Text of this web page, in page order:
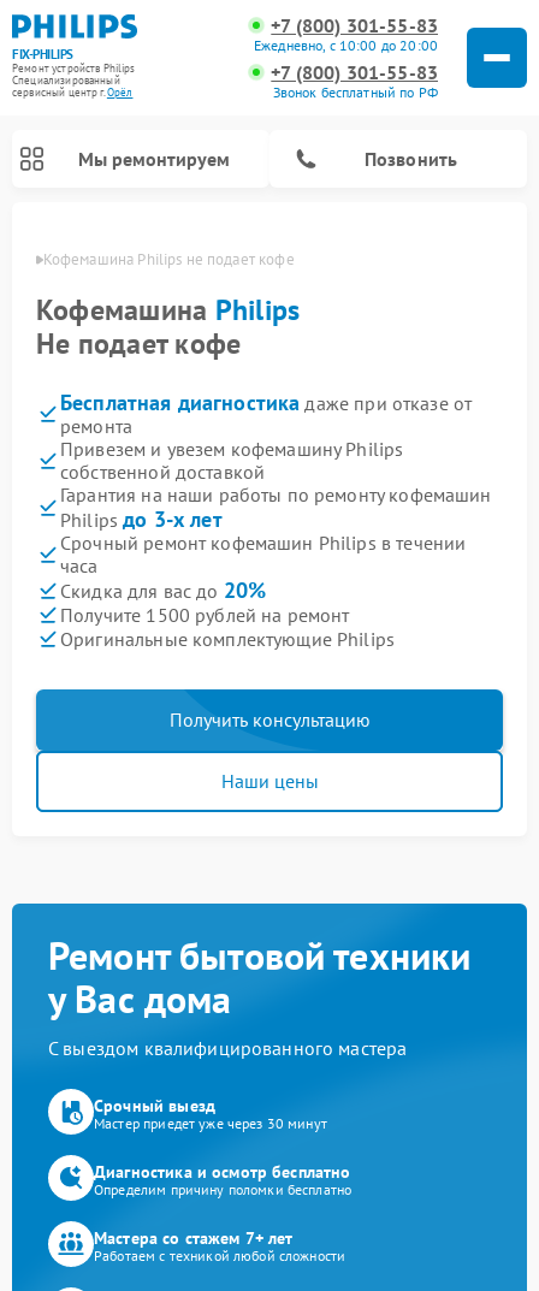
FIX-PHILIPS
Ремонт устройств Philips
Специализированный
cервисный центр г.Орёл
+7 (800) 301-55-83
Ежедневно, с 10:00 до 20:00
+7 (800) 301-55-83
Звонок бесплатный по РФ
Мы ремонтируем Позвонить
Кофемашина Philips не подает кофе
Кофемашина Philips
Не подает кофе
Бесплатная диагностика даже при отказе от
ремонта
Привезем и увезем кофемашину Philips
собственной доставкой
Гарантия на наши работы по ремонту кофемашин
Philipsдо 3-х лет
Срочный ремонт кофемашин Philips в течении
часа
Скидка для вас до 20%
Получите 1500 рублей на ремонт
Оригинальные комплектующие Philips
Получить консультацию
Наши цены
Ремонт бытовой техники
у Вас дома
С выездом квалифицированного мастера
Срочный выезд
Мастер приедет уже через 30 минут
Диагностика и осмотр бесплатно
Определим причину поломки бесплатно
Мастера со стажем 7+ лет
Работаем с техникой любой сложности